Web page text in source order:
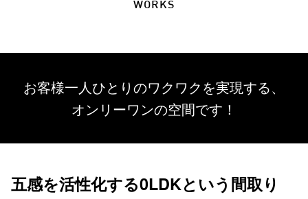
WORKS
お客様一人ひとりのワクワクを実現する、
オンリーワンの空間です！
五感を活性化する0LDKという間取り